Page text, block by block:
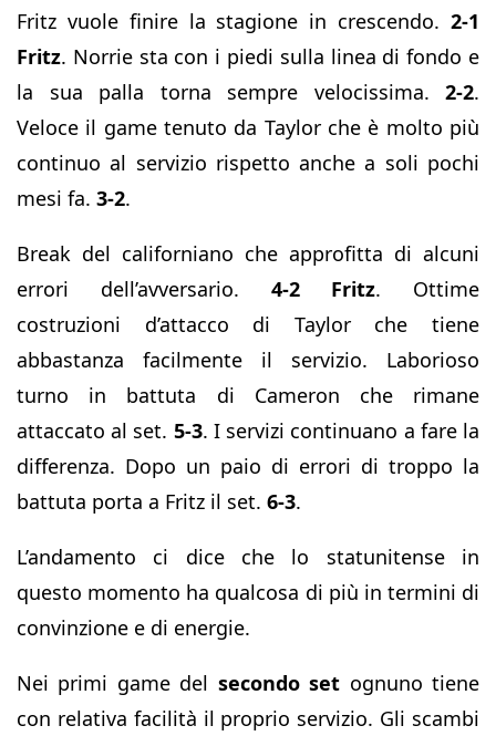
Fritz vuole finire la stagione in crescendo. 2-1
Fritz. Norrie sta con i piedi sulla linea di fondo e
la sua palla torna sempre velocissima. 2-2.
Veloce il game tenuto da Taylor che è molto più
continuo al servizio rispetto anche a soli pochi
mesi fa. 3-2.
Break del californiano che approfitta di alcuni
errori dell’avversario. 4-2 Fritz. Ottime
costruzioni d’attacco di Taylor che tiene
abbastanza facilmente il servizio. Laborioso
turno in battuta di Cameron che rimane
attaccato al set. 5-3. I servizi continuano a fare la
differenza. Dopo un paio di errori di troppo la
battuta porta a Fritz il set. 6-3.
L’andamento ci dice che lo statunitense in
questo momento ha qualcosa di più in termini di
convinzione e di energie.
Nei primi game del secondo set ognuno tiene
con relativa facilità il proprio servizio. Gli scambi